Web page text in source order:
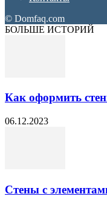
© Domfaq.com
БОЛЬШЕ ИСТОРИЙ
Как оформить
06.12.2023
Стены с